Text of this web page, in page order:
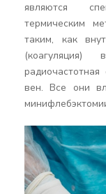
являются
термическим
таким, как
вен. Все они